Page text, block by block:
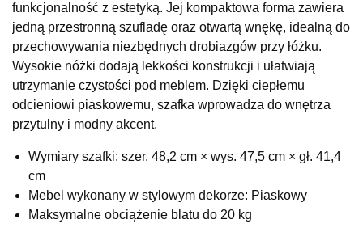
UL.RZEMIEŚLNICZA 6
66-470 KOSTRZYN NAD ODRĄ
Nr tel.507103199
Godziny otwarcia
Pn-Pt: 10:00-18:00, Sb: 10:00-14:00
199,00 zł
SALON MEBLOWY M JAK MEBLE
Salon meblowy
funkcjonalność z estetyką. Jej kompaktowa forma zawiera
jedną przestronną szufladę oraz otwartą wnękę, idealną do
przechowywania niezbędnych drobiazgów przy łóżku.
Wysokie nóżki dodają lekkości konstrukcji i ułatwiają
utrzymanie czystości pod meblem. Dzięki ciepłemu
odcieniowi piaskowemu, szafka wprowadza do wnętrza
przytulny i modny akcent.
Wymiary szafki: szer. 48,2 cm × wys. 47,5 cm × gł. 41,4
cm
Mebel wykonany w stylowym dekorze: Piaskowy
Maksymalne obciążenie blatu do 20 kg